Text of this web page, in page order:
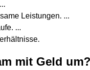
Leistungen. ...
...
mit Geld um?